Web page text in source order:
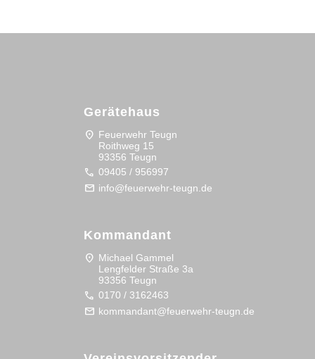
Gerätehaus
location_on Feuerwehr Teugn
Roithweg 15
93356 Teugn
call 09405 / 956997
mail info@feuerwehr-teugn.de
Kommandant
location_on Michael Gammel
Lengfelder Straße 3a
93356 Teugn
call 0170 / 3162463
mail kommandant@feuerwehr-teugn.de